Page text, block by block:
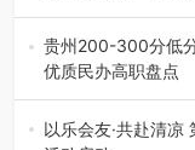
2026年7月31日，
会在贵阳隆重举行
贵州200-300分低
优质民办高职盘点
在贵州省高考志愿
的省内工科、新能
以乐会友·共赴清凉